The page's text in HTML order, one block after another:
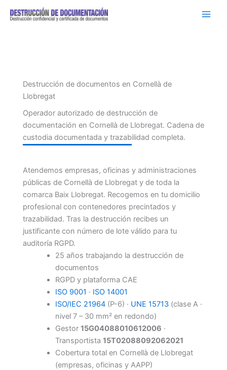
Destrucción de documentos en Cornellà de
Llobregat
Operador autorizado de destrucción de
documentación en Cornellà de Llobregat. Cadena de
custodia documentada y trazabilidad completa.
Atendemos empresas, oficinas y administraciones
públicas de Cornellà de Llobregat y de toda la
comarca Baix Llobregat. Recogemos en tu domicilio
profesional con contenedores precintados y
trazabilidad. Tras la destrucción recibes un
justificante con número de lote válido para tu
auditoría RGPD.
25 años trabajando la destrucción de
documentos
RGPD y plataforma CAE
ISO 9001 · ISO 14001
ISO/IEC 21964(P-6) · UNE 15713(clase A ·
nivel 7 – 30 mm² en redondo)
Gestor 15G04088010612006 ·
Transportista 15T02088092062021
Cobertura total en Cornellà de Llobregat
(empresas, oficinas y AAPP)